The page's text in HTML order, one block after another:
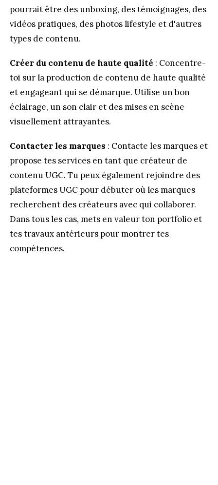
pourrait être des unboxing, des témoignages, des
vidéos pratiques, des photos lifestyle et d'autres
types de contenu.
Créer du contenu de haute qualité : Concentre-
toi sur la production de contenu de haute qualité
et engageant qui se démarque. Utilise un bon
éclairage, un son clair et des mises en scène
visuellement attrayantes.
Contacter les marques : Contacte les marques et
propose tes services en tant que créateur de
contenu UGC. Tu peux également rejoindre des
plateformes UGC pour débuter où les marques
recherchent des créateurs avec qui collaborer.
Dans tous les cas, mets en valeur ton portfolio et
tes travaux antérieurs pour montrer tes
compétences.